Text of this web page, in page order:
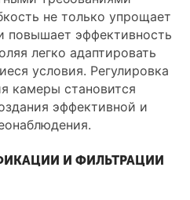
не только упрощает
повышает эффективность
легко адаптировать
условия. Регулировка
камеры становится
эффективной и
И ФИЛЬТРАЦИИ